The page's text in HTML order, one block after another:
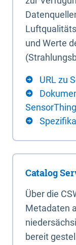
und Werte
URL zu
Catalog
Über die
Metadaten
bereit